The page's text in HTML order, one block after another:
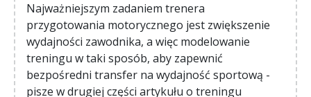
Najważniejszym zadaniem trenera
przygotowania motorycznego jest zwiększenie
wydajności zawodnika, a więc modelowanie
treningu w taki sposób, aby zapewnić
bezpośredni transfer na wydajność sportową -
pisze w drugiej części artykułu o treningu